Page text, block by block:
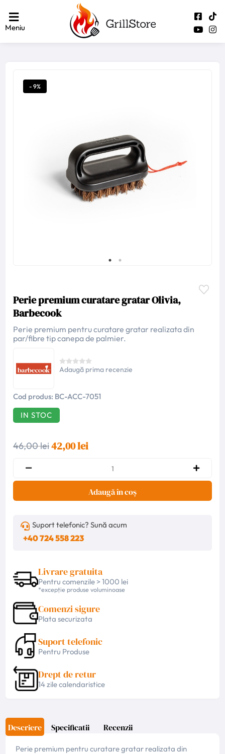
Meniu
- 9%
Perie premium curatare gratar Olivia,
Barbecook
Perie premium pentru curatare gratar realizata din
par/fibre tip canepa de palmier.
Adaugă prima recenzie
Cod produs: BC-ACC-7051
IN STOC
46,00 lei42,00 lei
Adaugă în coș
Suport telefonic? Sună acum
+40 724 558 223
Livrare gratuita
Pentru comenzile > 1000 lei
*excepție produse voluminoase
Comenzi sigure
Plata securizata
Suport telefonic
Pentru Produse
Drept de retur
14 zile calendaristice
Descriere Specificatii Recenzii
Perie premium pentru curatare gratar realizata din